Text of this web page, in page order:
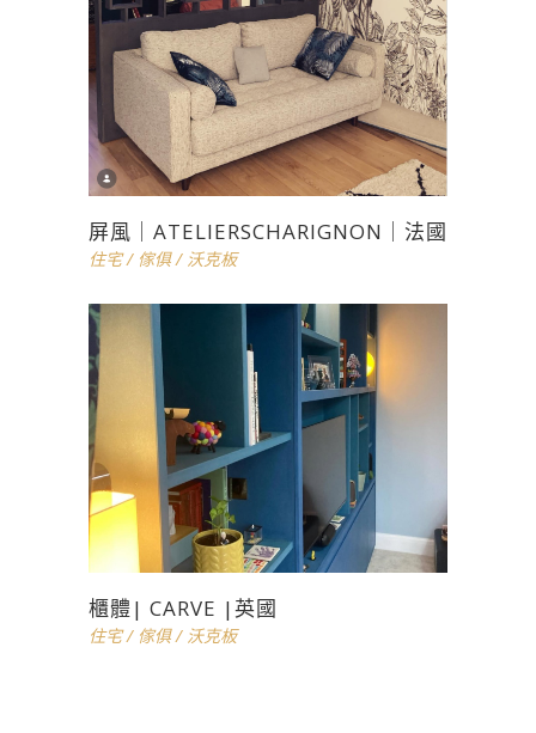
屏風｜ATELIERSCHARIGNON｜法國
住宅/ 傢俱/ 沃克板
櫃體| CARVE |英國
住宅/ 傢俱/ 沃克板